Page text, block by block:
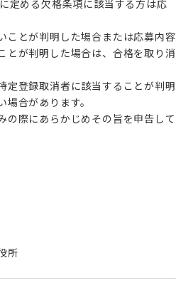
定める欠格条項に該当する方は応
ことが判明した場合または応募内容
とが判明した場合は、合格を取り消
定登録取消者に該当することが判明
合があります。
の際にあらかじめその旨を申告して
所